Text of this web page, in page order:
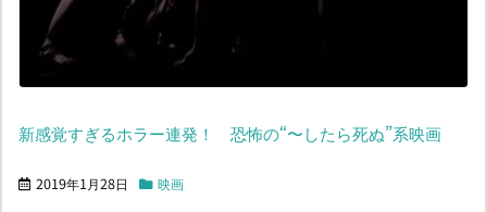
新感覚すぎるホラー連発！ 恐怖の“〜したら死ぬ”系映画
2019年1月28日 映画